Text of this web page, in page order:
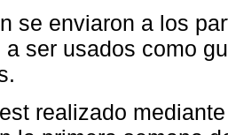
se enviaron a los
a ser usados como
realizado